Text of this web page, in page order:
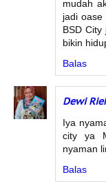
mudah
jadi oase
BSD
bikin
Balas
Dewi
Iya
city ya
nyaman
Balas